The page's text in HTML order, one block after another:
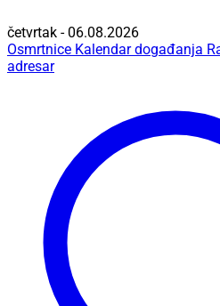
četvrtak - 06.08.2026
Osmrtnice Kalendar događanja
adresar